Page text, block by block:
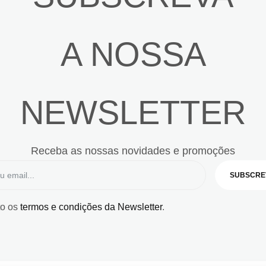
A NOSSA
NEWSLETTER
Receba as nossas novidades e promoções
os termos e condições da Newsletter.